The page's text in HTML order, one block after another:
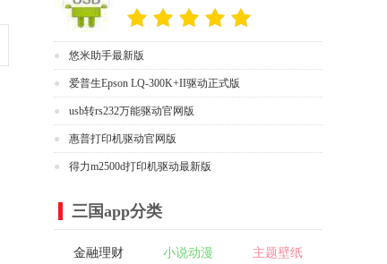
悠米助手最新版
爱普生Epson LQ-300K+II驱动正式版
usb转rs232万能驱动官网版
惠普打印机驱动官网版
得力m2500d打印机驱动最新版
三国app分类
金融理财 小说动漫 主题壁纸